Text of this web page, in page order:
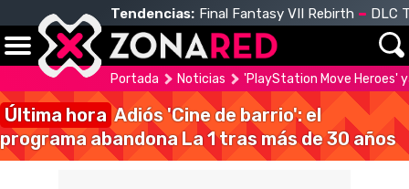
Tendencias: Final Fantasy VII Rebirth DLC
Portada Noticias 'PlayStation Move Heroes'
Última hora Adiós 'Cine de barrio': el
programa abandona La 1 tras más de 30 años